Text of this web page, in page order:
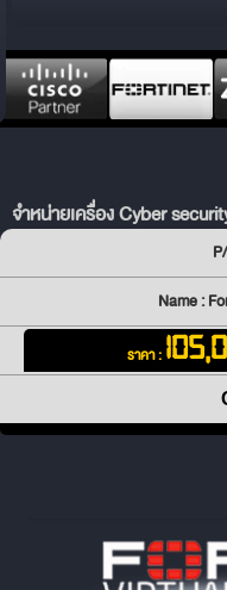
จำหน่ายเครื่อง Cyber
Name :
ราคา :